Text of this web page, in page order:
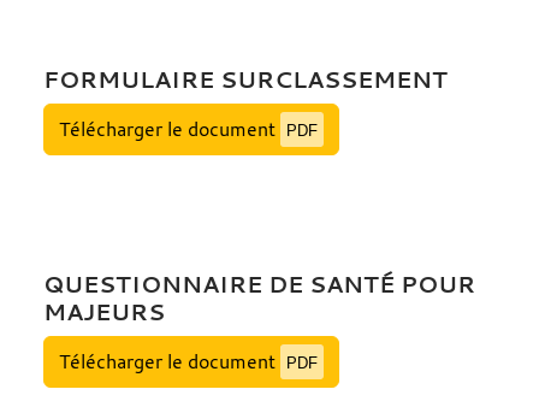
FORMULAIRE SURCLASSEMENT
Télécharger le document PDF
QUESTIONNAIRE DE SANTÉ POUR
MAJEURS
Télécharger le document PDF